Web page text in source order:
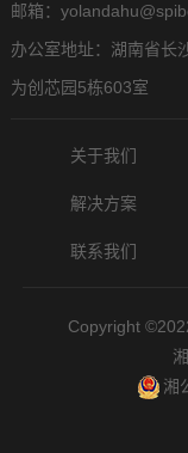
邮箱：
办公室地址：湖南省长
为创芯园5栋603室
关于我们
解决方案
联系我们
Copyright
湘